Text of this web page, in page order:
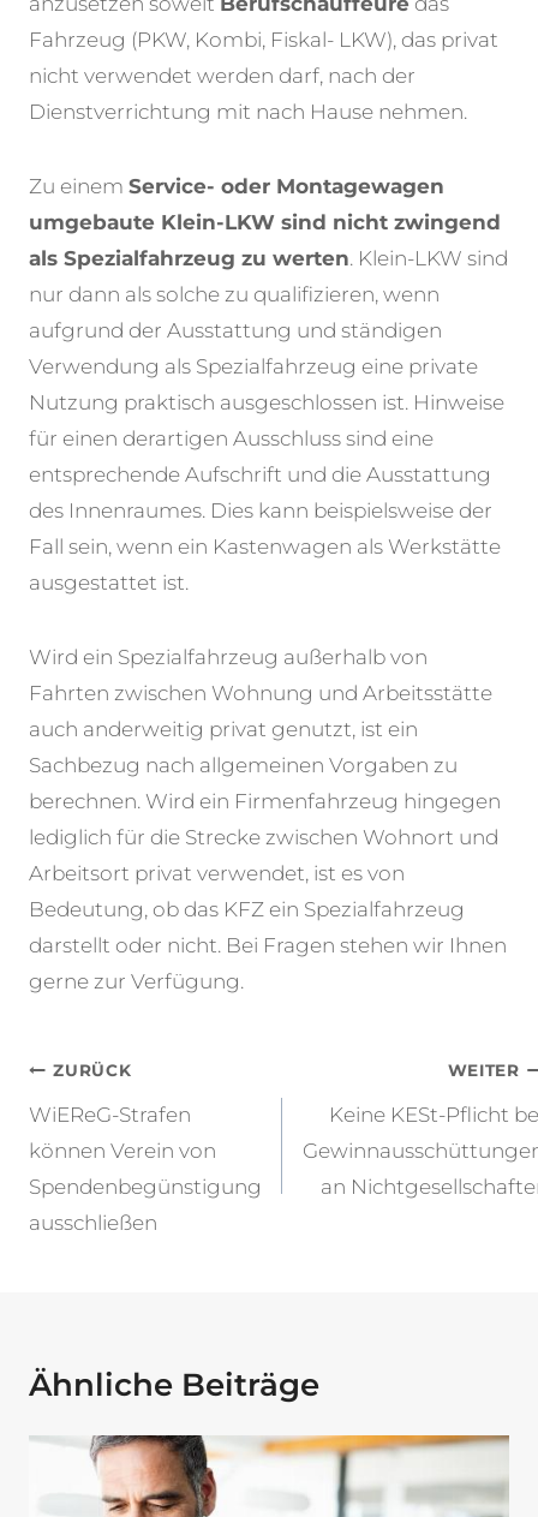
Fahrzeug (PKW, Kombi, Fiskal- LKW), das privat
nicht verwendet werden darf, nach der
Dienstverrichtung mit nach Hause nehmen.
Zu einem Service- oder Montagewagen
umgebaute Klein-LKW sind nicht zwingend
als Spezialfahrzeug zu werten. Klein-LKW sind
nur dann als solche zu qualifizieren, wenn
aufgrund der Ausstattung und ständigen
Verwendung als Spezialfahrzeug eine private
Nutzung praktisch ausgeschlossen ist. Hinweise
für einen derartigen Ausschluss sind eine
entsprechende Aufschrift und die Ausstattung
des Innenraumes. Dies kann beispielsweise der
Fall sein, wenn ein Kastenwagen als Werkstätte
ausgestattet ist.
Wird ein Spezialfahrzeug außerhalb von
Fahrten zwischen Wohnung und Arbeitsstätte
auch anderweitig privat genutzt, ist ein
Sachbezug nach allgemeinen Vorgaben zu
berechnen. Wird ein Firmenfahrzeug hingegen
lediglich für die Strecke zwischen Wohnort und
Arbeitsort privat verwendet, ist es von
Bedeutung, ob das KFZ ein Spezialfahrzeug
darstellt oder nicht. Bei Fragen stehen wir Ihnen
gerne zur Verfügung.
Beitragsnavigation
ZURÜCK
WiEReG-Strafen
können Verein von
Spendenbegünstigung
ausschließen
WEITER
Keine KESt-Pflicht
an
Ähnliche Beiträge